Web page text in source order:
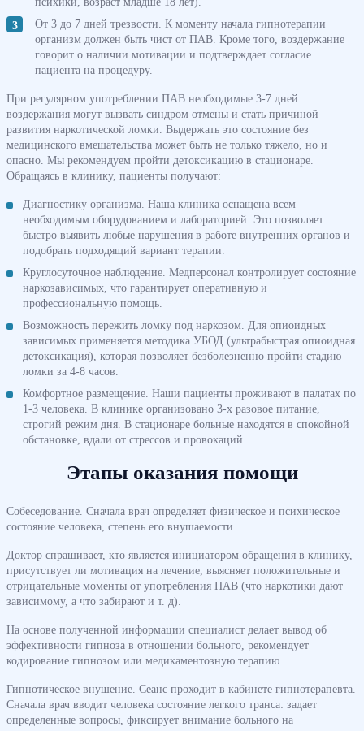
От 3 до 7 дней трезвости. К моменту начала гипнотерапии
организм должен быть чист от ПАВ. Кроме того, воздержание
говорит о наличии мотивации и подтверждает согласие
пациента на процедуру.
При регулярном употреблении ПАВ необходимые 3-7 дней
воздержания могут вызвать синдром отмены и стать причиной
развития наркотической ломки. Выдержать это состояние без
медицинского вмешательства может быть не только тяжело, но и
опасно. Мы рекомендуем пройти детоксикацию в стационаре.
Обращаясь в клинику, пациенты получают:
Диагностику организма. Наша клиника оснащена всем
необходимым оборудованием и лабораторией. Это позволяет
быстро выявить любые нарушения в работе внутренних органов и
подобрать подходящий вариант терапии.
Круглосуточное наблюдение. Медперсонал контролирует состояние
наркозависимых, что гарантирует оперативную и
профессиональную помощь.
Возможность пережить ломку под наркозом. Для опиоидных
зависимых применяется методика УБОД (ультрабыстрая опиоидная
детоксикация), которая позволяет безболезненно пройти стадию
ломки за 4-8 часов.
Комфортное размещение. Наши пациенты проживают в палатах по
1-3 человека. В клинике организовано 3-х разовое питание,
строгий режим дня. В стационаре больные находятся в спокойной
обстановке, вдали от стрессов и провокаций.
Этапы оказания помощи
Собеседование. Сначала врач определяет физическое и психическое
состояние человека, степень его внушаемости.
Доктор спрашивает, кто является инициатором обращения в клинику,
присутствует ли мотивация на лечение, выясняет положительные и
отрицательные моменты от употребления ПАВ (что наркотики дают
зависимому, а что забирают и т. д).
На основе полученной информации специалист делает вывод об
эффективности гипноза в отношении больного, рекомендует
кодирование гипнозом или медикаментозную терапию.
Гипнотическое внушение. Сеанс проходит в кабинете гипнотерапевта.
Сначала врач вводит человека состояние легкого транса: задает
определенные вопросы, фиксирует внимание больного на